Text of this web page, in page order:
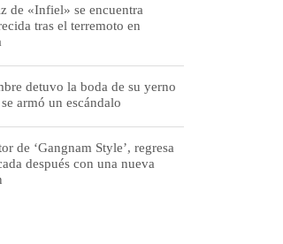
de «Infiel» se encuentra
tras el terremoto en
detuvo la boda de su yerno
armó un escándalo
de ‘Gangnam Style’, regresa
después con una nueva